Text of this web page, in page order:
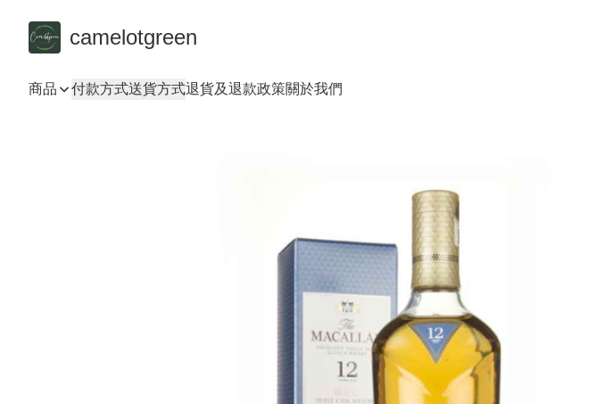
camelotgreen
商品 付款方式送貨方式退貨及退款政策關於我們